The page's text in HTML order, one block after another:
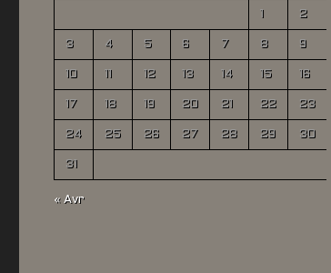
1 2
3 4 5 6 7 8 9
10 11 12 13 14 15 16
17 18 19 20 21 22 23
24 25 26 27 28 29 30
31
« Avr